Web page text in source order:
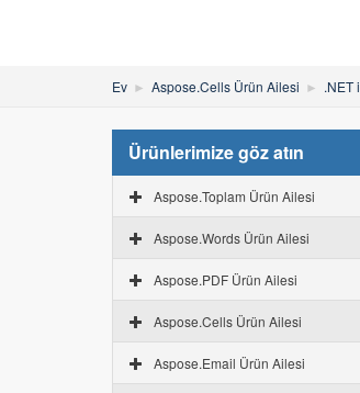
Ev Aspose.Cells Ürün Ailesi .NET
Ürünlerimize göz atın
Aspose.Toplam Ürün Ailesi
Aspose.Words Ürün Ailesi
Aspose.PDF Ürün Ailesi
Aspose.Cells Ürün Ailesi
Aspose.Email Ürün Ailesi